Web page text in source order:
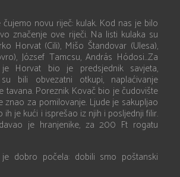
čujemo novu riječ: kulak. Kod nas je bilo
značenje ove riječi. Na listi kulaka su
Horvat (Cili), Mišo Štandovar (Ulesa),
József Tamcsu, András Hódosi...Za
Horvat bio je predsjednik savjeta,
su bili obvezatni otkupi, naplaćivanje
tavana. Poreznik Kovač bio je čudovište
znao za pomilovanje. Ljude je sakupljao
ih je kući i isprešao iz njih i posljednji filir.
je hranjenike, za 200 Ft rogatu
je dobro počela: dobili smo poštanski